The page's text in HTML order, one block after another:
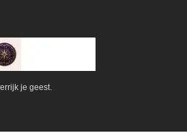
je geest.